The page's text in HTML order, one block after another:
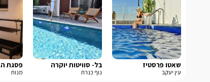
שאטו פרסטיז
עין יעקב
בל- סוויטות יוקרה
נוף כנרת מנות